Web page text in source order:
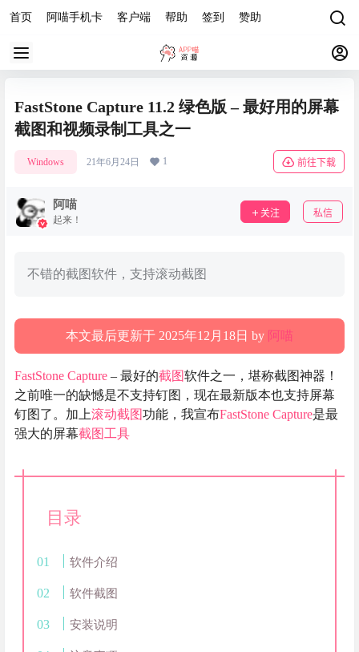
首页 阿喵手机卡 客户端 帮助 签到 赞助
FastStone Capture 11.2 绿色版 – 最好用的屏幕
截图和视频录制工具之一
Windows 21年6月24日 1 前往下载
阿喵
起来！
关注 私信
不错的截图软件，支持滚动截图
本文最后更新于 2025年12月18日 by 阿喵
FastStone Capture – 最好的截图软件之一，堪称截图神器！
之前唯一的缺憾是不支持钉图，现在最新版本也支持屏幕
钉图了。加上滚动截图功能，我宣布FastStone Capture是最
强大的屏幕截图工具
目录
软件介绍
软件截图
安装说明